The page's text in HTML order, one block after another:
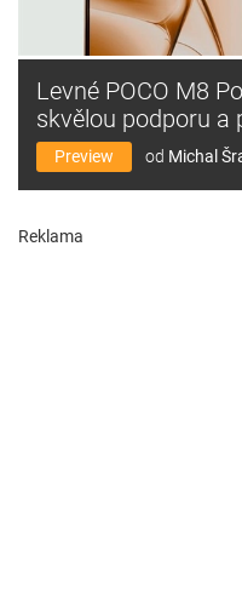
Levné POCO M8
skvělou podporu a
Preview od Michal
Reklama